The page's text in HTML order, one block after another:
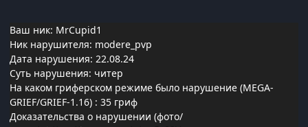
Ваш ник: MrCupid1
Ник нарушителя: modere_pvp
Дата нарушения: 22.08.24
Суть нарушения: читер
На каком гриферском режиме было нарушение (MEGA-
GRIEF/GRIEF-1.16) : 35 гриф
Доказательства о нарушении (фото/